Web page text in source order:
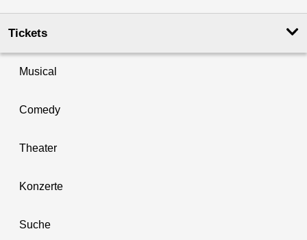
Tickets
Musical
Comedy
Theater
Konzerte
Suche